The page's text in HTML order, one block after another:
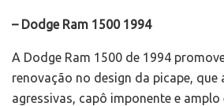
– Dodge Ram 1500 1994
A Dodge Ram 1500 de 1994
renovação no design da picape, que
agressivas, capô imponente e